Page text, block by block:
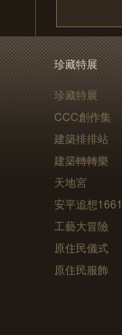
珍藏特展
珍藏特展
CCC創作集
建築排排站
建築轉轉樂
天地宮
安平追想1661
工藝大冒險
原住民儀式
原住民服飾